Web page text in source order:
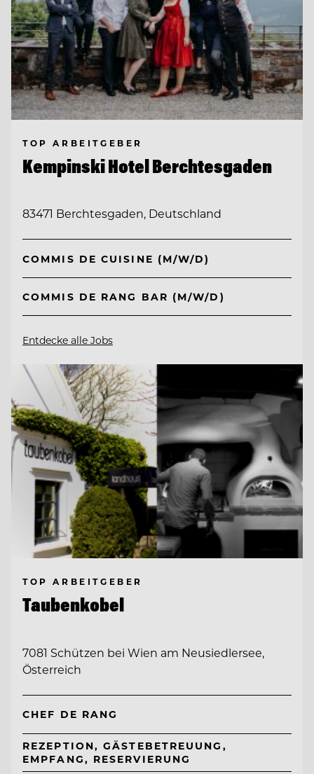
TOP ARBEITGEBER
Kempinski Hotel Berchtesgaden
83471 Berchtesgaden, Deutschland
COMMIS DE CUISINE (M/W/D)
COMMIS DE RANG BAR (M/W/D)
Entdecke alle Jobs
TOP ARBEITGEBER
Taubenkobel
7081 Schützen bei Wien am Neusiedlersee,
Österreich
CHEF DE RANG
REZEPTION, GÄSTEBETREUUNG,
EMPFANG, RESERVIERUNG